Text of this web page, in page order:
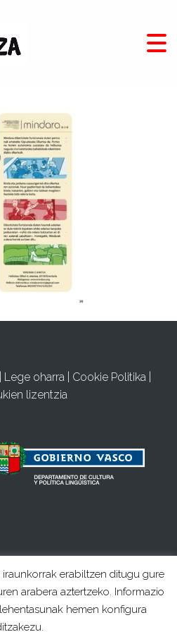
Lege oharra Cookie Politika
lizentzia
erabiltzen ditugu gure
arabera aztertzeko. Informazio
hemen konfigura